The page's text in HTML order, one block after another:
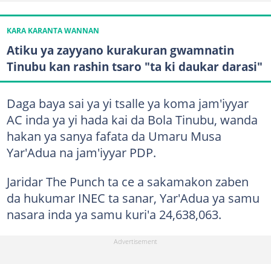
KARA KARANTA WANNAN
Atiku ya zayyano kurakuran gwamnatin
Tinubu kan rashin tsaro "ta ki daukar darasi"
Daga baya sai ya yi tsalle ya koma jam'iyyar
AC inda ya yi hada kai da Bola Tinubu, wanda
hakan ya sanya fafata da Umaru Musa
Yar'Adua na jam'iyyar PDP.
Jaridar The Punch ta ce a sakamakon zaben
da hukumar INEC ta sanar, Yar'Adua ya samu
nasara inda ya samu kuri'a 24,638,063.